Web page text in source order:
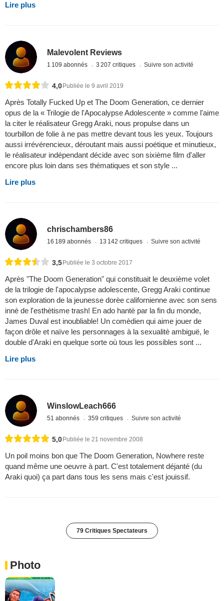
Lire plus
Malevolent Reviews
1 109 abonnés 3 207 critiques Suivre son activité
4,0Publiée le 9 avril 2019
Après Totally Fucked Up et The Doom Generation, ce dernier
opus de la « Trilogie de l'Apocalypse Adolescente » comme l'aime
la citer le réalisateur Gregg Araki, nous propulse dans un
tourbillon de folie à ne pas mettre devant tous les yeux. Toujours
aussi irrévérencieux, déroutant mais aussi poétique et minutieux,
le réalisateur indépendant décide avec son sixième film d'aller
encore plus loin dans ses thématiques et son style ...
Lire plus
chrischambers86
16 189 abonnés 13 142 critiques Suivre son activité
3,5Publiée le 3 octobre 2017
Après "The Doom Generation" qui constituait le deuxième volet
de la trilogie de l'apocalypse adolescente, Gregg Araki continue
son exploration de la jeunesse dorèe californienne avec son sens
innè de l'esthètisme trash! En ado hantè par la fin du monde,
James Duval est inoubliable! Un comèdien qui aime jouer de
façon drôle et naïve les personnages à la sexualitè ambiguë, le
double d'Araki en quelque sorte où tous les possibles sont ...
Lire plus
WinslowLeach666
51 abonnés 359 critiques Suivre son activité
5,0 Publiée le 21 novembre 2008
Un poil moins bon que The Doom Generation, Nowhere reste
quand même une oeuvre à part. C'est totalement déjanté (du
Araki quoi) ça part dans tous les sens mais c'est jouissif.
79 Critiques Spectateurs
Photo